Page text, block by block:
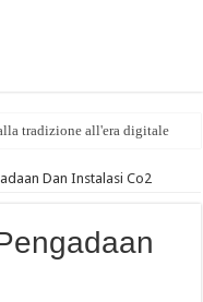
tradizione all'era digitale
Dan Instalasi Co2